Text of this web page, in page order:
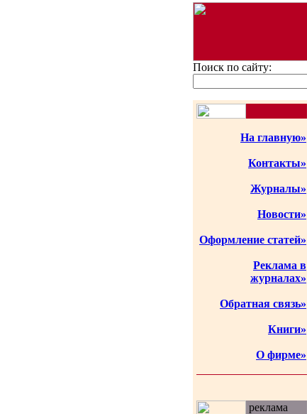
Поиск по сайту:
На главную»
Контакты»
Журналы»
Новости»
Оформление статей»
Реклама в
журналах»
Обратная связь»
Книги»
О фирме»
реклама